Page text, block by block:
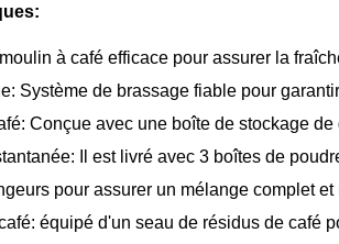
à café efficace pour assurer la
Système de brassage fiable pour
Conçue avec une boîte de stockage
Il est livré avec 3 boîtes de
pour assurer un mélange complet et
équipé d'un seau de résidus de café